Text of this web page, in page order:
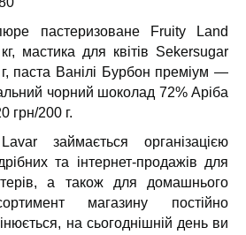
пастеризоване Fruity Land
мастика для квітів Sekersugar
паста Ванілі Бурбон преміум —
чорний шоколад 72% Аріба
грн/200 г.
займається організацією
та інтернет-продажів для
а також для домашнього
магазину постійно
на сьогоднішній день ви